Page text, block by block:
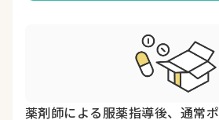
薬剤師による服薬指導後、通常